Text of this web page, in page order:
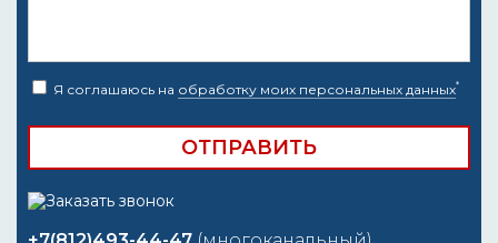
Я соглашаюсь на обработку моих персональных данных*